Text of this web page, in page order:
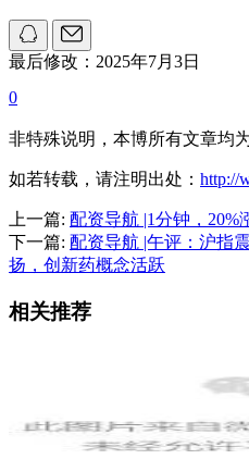
最后修改：2025年7月3日
0
非特殊说明，本博所有文章均
如若转载，请注明出处： http://
上一篇: 配资导航 |1分钟，20%
下一篇: 配资导航 |午评：沪指
扬，创新药概念活跃
相关推荐